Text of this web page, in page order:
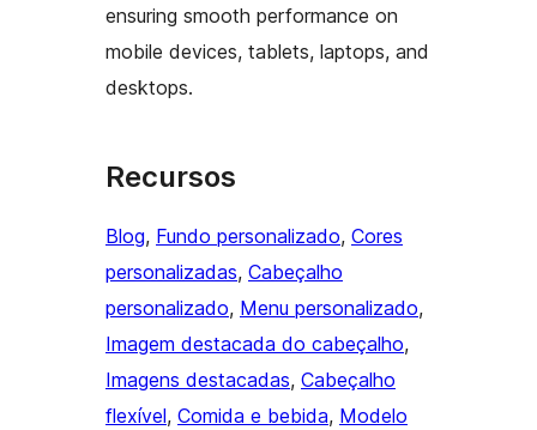
ensuring smooth performance on
mobile devices, tablets, laptops, and
desktops.
Recursos
Blog, Fundo personalizado, Cores
personalizadas, Cabeçalho
personalizado, Menu personalizado
Imagem destacada do cabeçalho
Imagens destacadas, Cabeçalho
flexível, Comida e bebida, Modelo